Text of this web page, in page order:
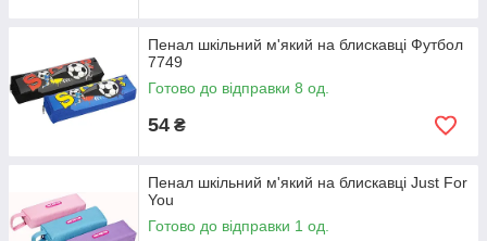
Пенал шкільний м'який на блискавці Футбол
7749
Готово до відправки 8 од.
54 ₴
Пенал шкільний м'який на блискавці Just For
You
Готово до відправки 1 од.